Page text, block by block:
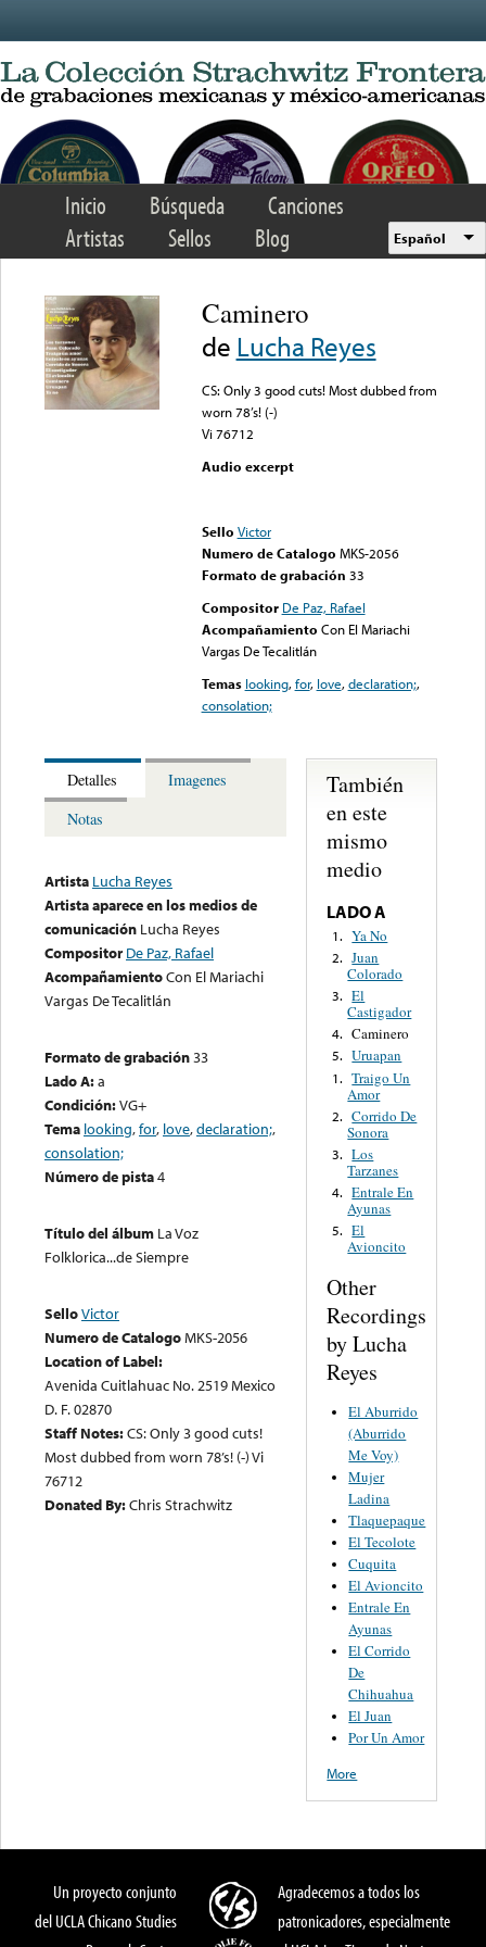
Inicio Búsqueda
Canciones
Artistas
Sellos Blog Español
Caminero
de Lucha Reyes
CS: Only 3 good cuts! Most dubbed from
worn 78’s! (-)
Vi 76712
Audio excerpt
Sello Victor
Numero de Catalogo MKS-2056
Formato de grabación 33
Compositor De Paz, Rafael
Acompañamiento Con El Mariachi
Vargas De Tecalitlán
Temas looking,for, love,declaration;,
consolation;
Detalles
Imagenes
Notas
Artista Lucha Reyes
Artista aparece en los medios de
comunicación Lucha Reyes
Compositor De Paz, Rafael
AcompañamientoCon El Mariachi
Vargas De Tecalitlán
Formato de grabación33
Lado A:a
Condición:VG+
Tema looking,for, love,declaration;,
consolation;
Número de pista4
Título del álbum La Voz
Folklorica...de Siempre
SelloVictor
Numero de CatalogoMKS-2056
Location of Label:
Avenida Cuitlahuac No. 2519 Mexico
D. F. 02870
Staff Notes:CS: Only 3 good cuts!
Most dubbed from worn 78’s! (-) Vi
76712
Donated By:Chris Strachwitz
También
en este
mismo
medio
LADO A
1. Ya No
2. Juan
Colorado
3. El
Castigador
4. Caminero
5. Uruapan
1. Traigo Un
Amor
2. Corrido De
Sonora
3. Los
Tarzanes
4. Entrale En
Ayunas
5. El
Avioncito
Other
Recordings
by Lucha
Reyes
El Aburrido
(Aburrido
Me Voy)
Mujer
Ladina
Tlaquepaque
El Tecolote
Cuquita
El Avioncito
Entrale En
Ayunas
El Corrido
De
Chihuahua
El Juan
Por Un Amor
More
Un proyecto conjunto
del UCLA Chicano Studies
Agradecemos a todos los
patronicadores, especialmente